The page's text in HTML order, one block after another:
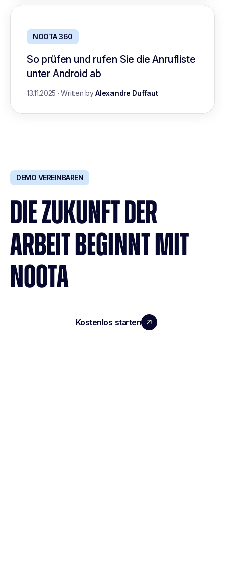
NOOTA 360
So prüfen und rufen Sie die Anrufliste
unter Android ab
13.11.2025 ·Written byAlexandre Duffaut
DEMO VEREINBAREN
DIE ZUKUNFT DER
ARBEIT BEGINNT MIT
NOOTA
Kostenlos starten